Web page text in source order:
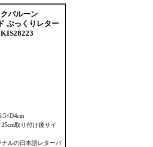
バルーン
ぷっくりレター
取り付け後サイ
ルの日本語レターバ